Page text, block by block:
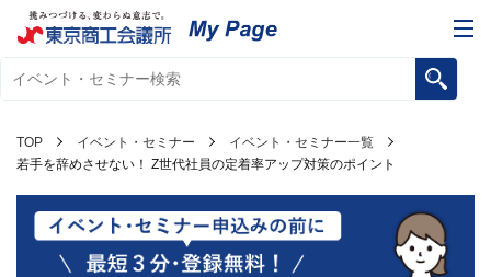
TOP イベント・セミナー
イベント・セミナー一覧
若手を辞めさせない！ Z世代社員の定着率アップ対策のポイント